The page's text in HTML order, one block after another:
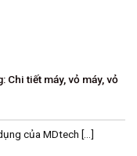
Chi tiết máy, vỏ máy, vỏ
của MDtech [...]